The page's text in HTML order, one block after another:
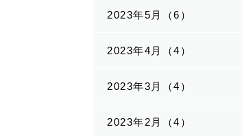
2023年5月（6）
2023年4月（4）
2023年3月（4）
2023年2月（4）